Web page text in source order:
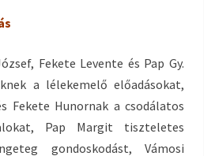
Fekete Levente és Pap Gy.
a lélekemelő előadásokat,
Fekete Hunornak a csodálatos
Pap Margit tiszteletes
gondoskodást, Vámosi